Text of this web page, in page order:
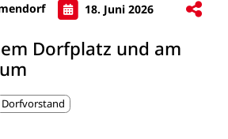
18. Juni 2026
Dorfplatz und am
Dorfvorstand